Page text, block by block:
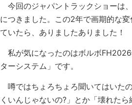
今回のジャパントラックショーは
につきました。この2年で画期的な
ていたら、ありましたありました！
私が気になったのはボルボ
ターシステム」です。
噂ではちょろちょろ聞いてはいた
くいんじゃないの?」とか「壊れた